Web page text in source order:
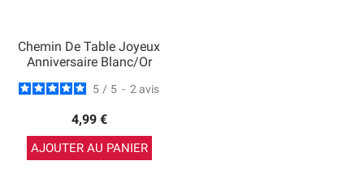
Chemin De Table Joyeux
Anniversaire Blanc/Or
5 / 5 - 2 avis
4,99 €
AJOUTER AU PANIER